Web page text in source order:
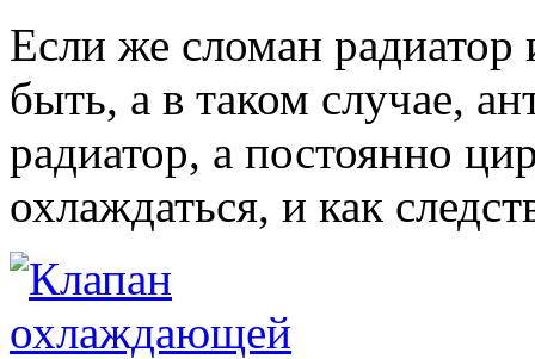
Если же сломан радиатор
быть, а в таком случае,
радиатор, а постоянно
охлаждаться, и как